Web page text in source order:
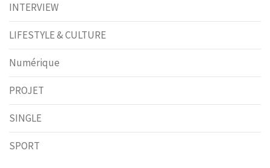
INTERVIEW
LIFESTYLE & CULTURE
Numérique
PROJET
SINGLE
SPORT